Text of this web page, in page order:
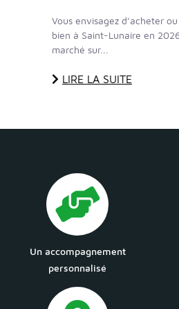
Vous envisagez d’acheter
bien à Saint-Lunaire en
marché sur...
LIRE LA SUITE
Un accompagnement
personnalisé